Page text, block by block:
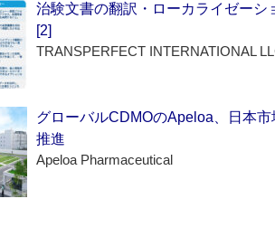
治験文書の翻訳・ローカライゼー
[2]
TRANSPERFECT INTERNATIONAL
グローバルCDMOのApeloa、日本
推進
Apeloa Pharmaceutical